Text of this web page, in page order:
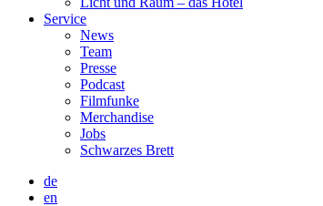
Ser­vice
News
Team
Pres­se
Pod­cast
Film­fun­ke
Mer­chan­di­se
Jobs
Schwar­zes Brett
de
en